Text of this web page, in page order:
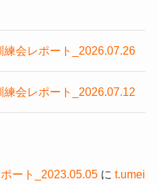
会レポート_2026.07.26
会レポート_2026.07.12
ート_2023.05.05に t.umei